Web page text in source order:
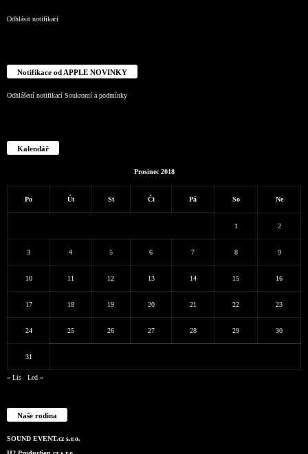
Odhlásit notifikaci
Notifikace od APPLE NOVINKY
Odhlášení notifikací Soukromí a podmínky
Kalendář
Prosinec 2018
Po Út St Čt Pá So Ne
1 2
3 4 5 6 7 8 9
10 11 12 13 14 15 16
17 18 19 20 21 22 23
24 25 26 27 28 29 30
31
« Lis Led »
Naše rodina
SOUND EVENT.cz s.r.o.